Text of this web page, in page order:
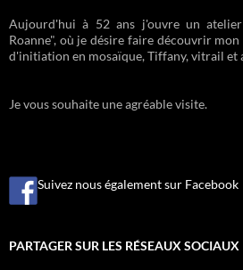
Aujourd'hui à 52 ans j'ouvre un
Roanne", où je désire faire découvrir
d'initiation en mosaïque, Tiffany, vitrail et
Je vous souhaite une agréable visite.
Suivez nous également sur Facebook
PARTAGER SUR LES RÉSEAUX SOCIAUX